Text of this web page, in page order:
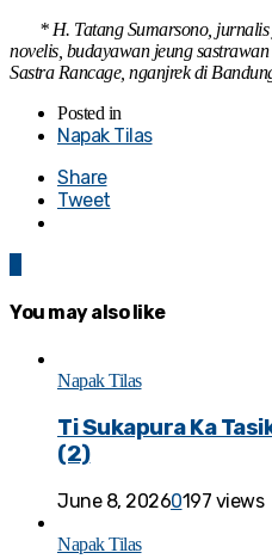
* H. Tatang Sumarsono, jurnalis
novelis, budayawan jeung
Sastra Rancage, nganjrek di
Posted in
Napak Tilas
Share
Tweet
You may also like
Napak Tilas
Ti Sukapura Ka
(2)
June 8, 20260197 views
Napak Tilas